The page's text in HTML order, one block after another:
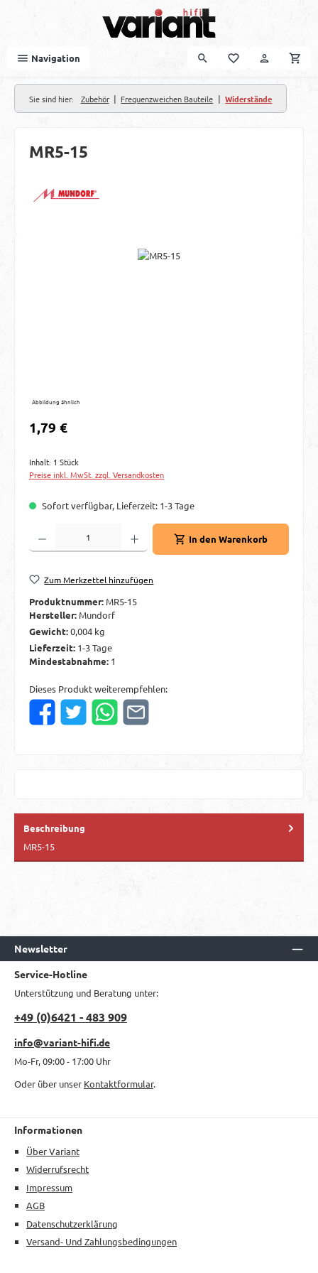
Navigation
Sie sind hier: Zubehör | Frequenzweichen Bauteile | Widerstände
MR5-15
Bildergalerie überspringen
Abbildung ähnlich
Regulärer Preis:
1,79 €
Inhalt: 1 Stück
Preise inkl. MwSt. zzgl. Versandkosten
Sofort verfügbar, Lieferzeit: 1-3 Tage
Produkt Anzahl: Gib den gewünschten Wert ein oder benutze die Schaltflächen
In den Warenkorb
Zum Merkzettel hinzufügen
Produktnummer: MR5-15
Hersteller: Mundorf
Gewicht:0,004 kg
Lieferzeit: 1-3 Tage
Mindestabnahme: 1
Dieses Produkt weiterempfehlen:
Beschreibung
MR5-15
Newsletter
Service-Hotline
Unterstützung und Beratung unter:
+49 (0)6421 - 483 909
info@variant-hifi.de
Mo-Fr, 09:00 - 17:00 Uhr
Oder über unser Kontaktformular.
Informationen
Über Variant
Widerrufsrecht
Impressum
AGB
Datenschutzerklärung
Versand- Und Zahlungsbedingungen